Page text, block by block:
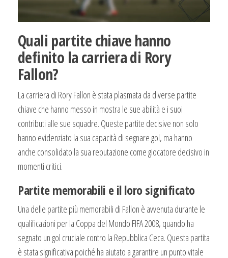
Quali partite chiave hanno
definito la carriera di Rory
Fallon?
La carriera di Rory Fallon è stata plasmata da diverse partite
chiave che hanno messo in mostra le sue abilità e i suoi
contributi alle sue squadre. Queste partite decisive non solo
hanno evidenziato la sua capacità di segnare gol, ma hanno
anche consolidato la sua reputazione come giocatore decisivo in
momenti critici.
Partite memorabili e il loro significato
Una delle partite più memorabili di Fallon è avvenuta durante le
qualificazioni per la Coppa del Mondo FIFA 2008, quando ha
segnato un gol cruciale contro la Repubblica Ceca. Questa partita
è stata significativa poiché ha aiutato a garantire un punto vitale